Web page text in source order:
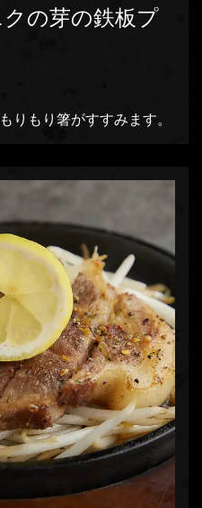
の芽の鉄板プ
りもり箸がすすみます。